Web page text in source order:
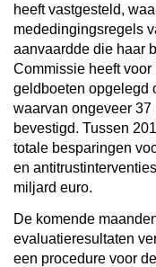
heeft vastgesteld,
mededingingsregels
aanvaardde die haar
Commissie heeft
geldboeten opgelegd
waarvan ongeveer
bevestigd. Tussen
totale besparingen
en
miljard euro.
De komende
evaluatieresultaten
een procedure voor